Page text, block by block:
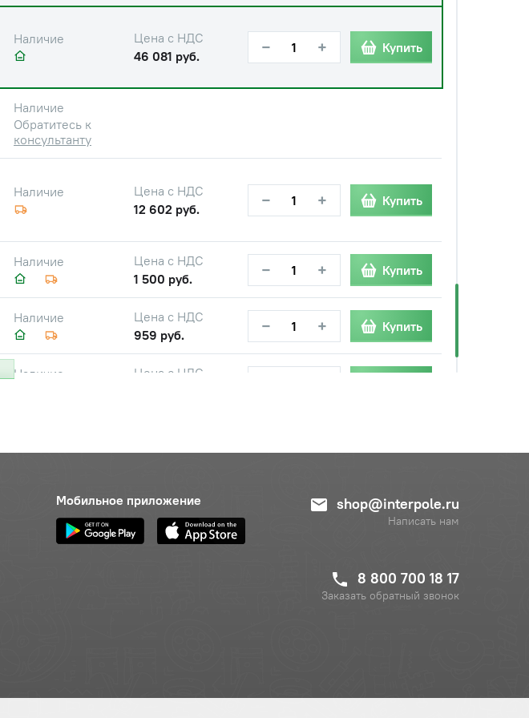
Наличие
Цена с НДС
46 081 руб.
− + Купить
Наличие
Обратитесь к
консультанту
Наличие
Цена с НДС
12 602 руб.
− + Купить
Наличие
Цена с НДС
1 500 руб.
− + Купить
Наличие
Цена с НДС
959 руб.
− + Купить
Наличие
Цена с НДС
Мобильное приложение shop@interpole.ru
Написать нам
8 800 700 18 17
Заказать обратный звонок